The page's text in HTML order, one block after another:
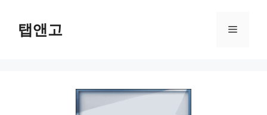
탭앤고 메